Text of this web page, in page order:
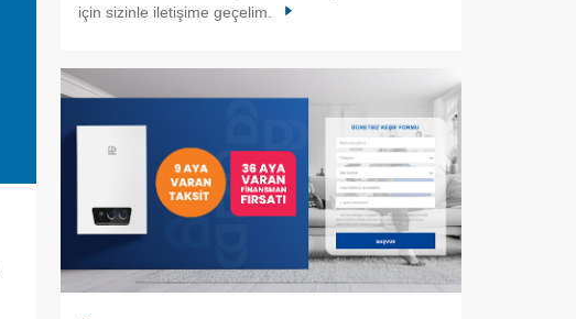
için sizinle iletişime geçelim.